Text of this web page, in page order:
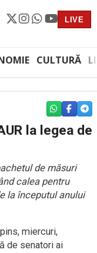
LIVE
CULTURĂ
WHATSAPP
la legea de
de măsuri
calea pentru
la începutul anului
miercuri,
de senatori ai